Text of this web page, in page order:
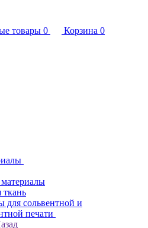
товары 0 Корзина 0
ткань
для сольвентной и
печати